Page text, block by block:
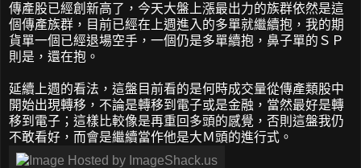
傳產股已經創新高了，今天大盤上漲最出力的族群依然是這
個傳產族群，目前已經在上週進入的多單就繼續抱，我的期
貨單一個已經退場空手，一個仍是多單續抱，鼻子單的ＳＰ
則是，還在抱。
延續上週的看法，這盤目前看的是何時成交量從傳產類股中
開始出現轉移，不論是轉移到電子或是金融，當然最好是轉
移到電子；這樣比較像是再重回多頭的感覺，否則這盤我仍
不敢看好，而會是繼續當作他是大Ｍ頭的進行式。